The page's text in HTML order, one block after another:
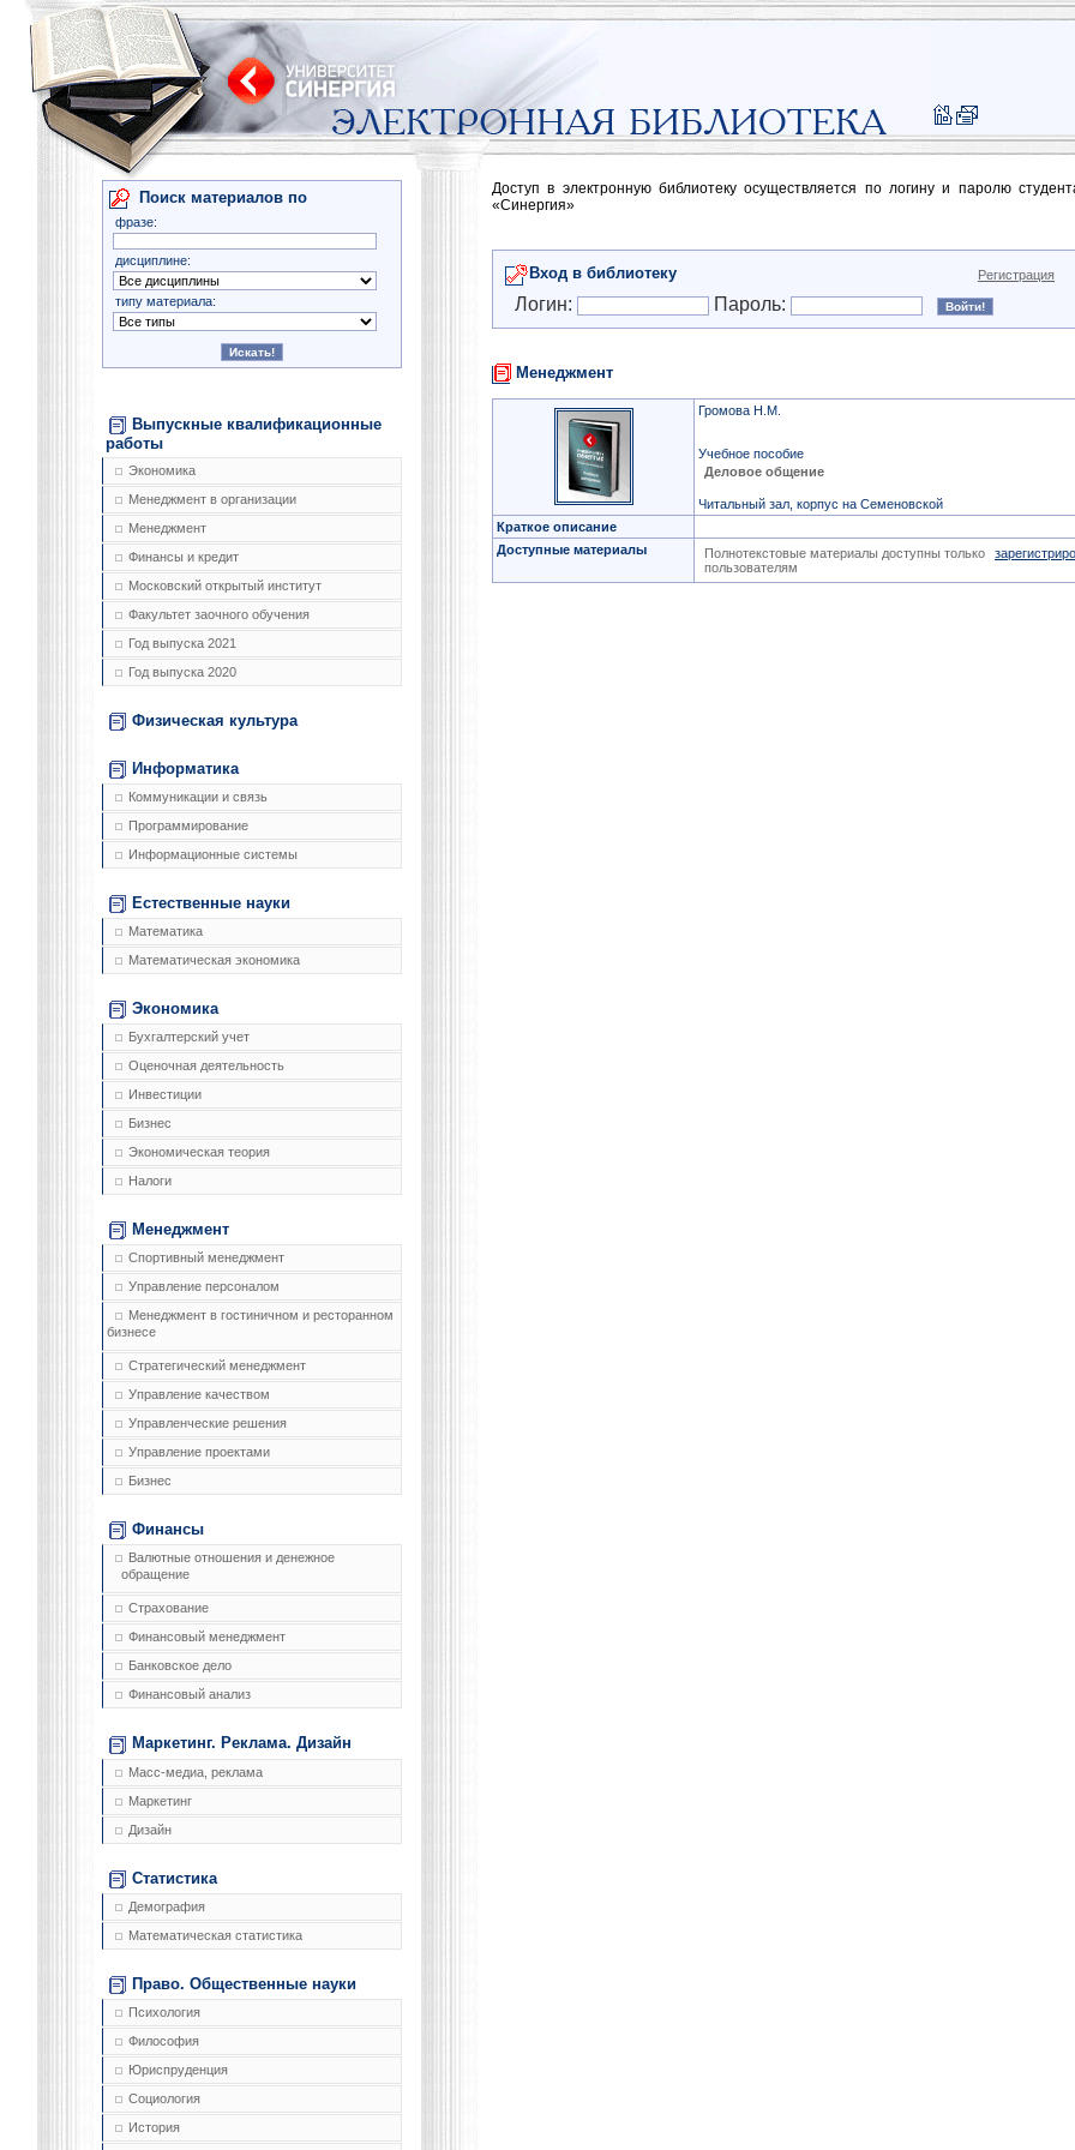
Поиск материалов по
фразе:
дисциплине:
типу материала:
Выпускные квалификационные
работы
Экономика
Менеджмент в организации
Менеджмент
Финансы и кредит
Московский открытый институт
Факультет заочного обучения
Год выпуска 2021
Год выпуска 2020
Физическая культура
Информатика
Коммуникации и связь
Программирование
Информационные системы
Естественные науки
Математика
Математическая экономика
Экономика
Бухгалтерский учет
Оценочная деятельность
Инвестиции
Бизнес
Экономическая теория
Налоги
Менеджмент
Спортивный менеджмент
Управление персоналом
Менеджмент в гостиничном и ресторанном
бизнесе
Стратегический менеджмент
Управление качеством
Управленческие решения
Управление проектами
Бизнес
Финансы
Валютные отношения и денежное
обращение
Страхование
Финансовый менеджмент
Банковское дело
Финансовый анализ
Маркетинг. Реклама. Дизайн
Масс-медиа, реклама
Маркетинг
Дизайн
Статистика
Демография
Математическая статистика
Право. Общественные науки
Психология
Философия
Юриспруденция
Социология
История
Доступ в электронную библиотеку осуществляется по логину и паролю
«Синергия»
Вход в библиотеку Регистрация
Логин: Пароль:
Менеджмент
Громова Н.М.
Учебное пособие
Деловое общение
Читальный зал, корпус на Семеновской
Краткое описание
Доступные материалы
Полнотекстовые материалы доступны только
пользователям